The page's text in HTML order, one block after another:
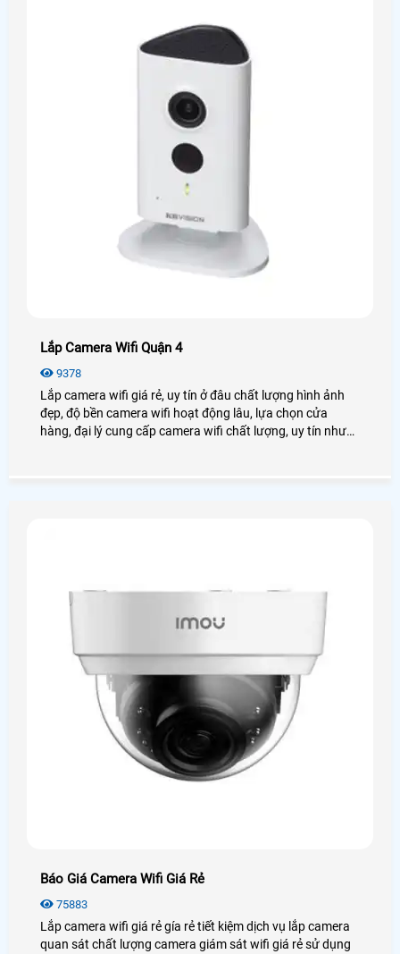
Lắp Camera Wifi Quận 4
9378
Lắp camera wifi giá rẻ, uy tín ở đâu chất lượng hình ảnh
đẹp, độ bền camera wifi hoạt động lâu, lựa chọn cửa
hàng, đại lý cung cấp camera wifi chất lượng, uy tín như
Báo Giá Camera Wifi Giá Rẻ
75883
Lắp camera wifi giá rẻ gía rẻ tiết kiệm dịch vụ lắp camera
quan sát chất lượng camera giám sát wifi giá rẻ sử dụng